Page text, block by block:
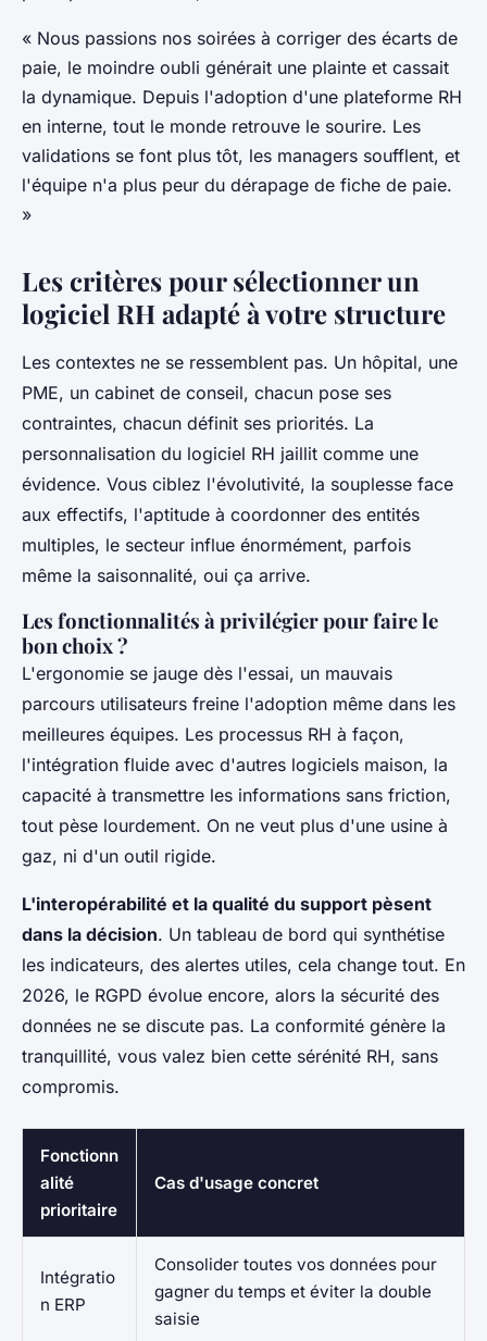
« Nous passions nos soirées à corriger des écarts de
paie, le moindre oubli générait une plainte et cassait
la dynamique. Depuis l'adoption d'une plateforme RH
en interne, tout le monde retrouve le sourire. Les
validations se font plus tôt, les managers soufflent, et
l'équipe n'a plus peur du dérapage de fiche de paie.
»
Les critères pour sélectionner un
logiciel RH adapté à votre structure
Les contextes ne se ressemblent pas. Un hôpital, une
PME, un cabinet de conseil, chacun pose ses
contraintes, chacun définit ses priorités. La
personnalisation du logiciel RH jaillit comme une
évidence. Vous ciblez l'évolutivité, la souplesse face
aux effectifs, l'aptitude à coordonner des entités
multiples, le secteur influe énormément, parfois
même la saisonnalité, oui ça arrive.
Les fonctionnalités à privilégier pour faire le
bon choix ?
L'ergonomie se jauge dès l'essai, un mauvais
parcours utilisateurs freine l'adoption même dans les
meilleures équipes. Les processus RH à façon,
l'intégration fluide avec d'autres logiciels maison, la
capacité à transmettre les informations sans friction,
tout pèse lourdement. On ne veut plus d'une usine à
gaz, ni d'un outil rigide.
L'interopérabilité et la qualité du support pèsent
dans la décision. Un tableau de bord qui synthétise
les indicateurs, des alertes utiles, cela change tout. En
2026, le RGPD évolue encore, alors la sécurité des
données ne se discute pas. La conformité génère la
tranquillité, vous valez bien cette sérénité RH, sans
compromis.
Fonctionn
alité
prioritaire
Cas d'usage concret
Intégratio
n ERP
Consolider toutes vos données pour
gagner du temps et éviter la double
saisie